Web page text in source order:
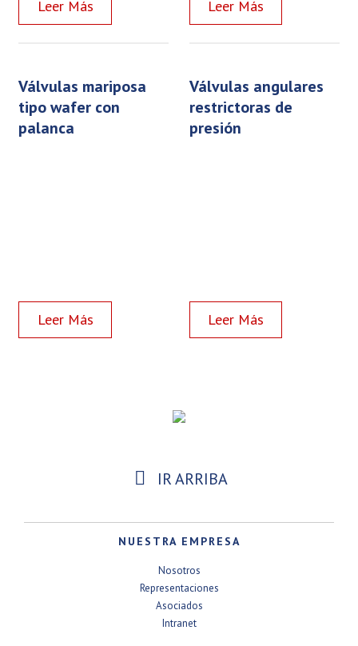
válvulas mariposa
tipo wafer con
palanca
válvulas angulares
restrictoras de
presión
 IR ARRIBA
NUESTRA EMPRESA
Nosotros
Representaciones
Asociados
Intranet